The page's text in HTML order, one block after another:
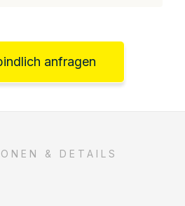
anfragen
& DETAILS